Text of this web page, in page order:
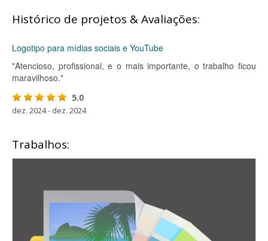
Histórico de projetos & Avaliações:
Logotipo para mídias sociais e YouTube
"Atencioso, profissional, e o mais importante, o trabalho ficou
maravilhoso."
5.0
dez. 2024 - dez. 2024
Trabalhos: